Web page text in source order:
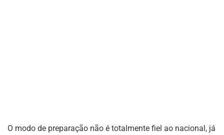
O modo de preparação não é totalmente fiel ao nacional, já